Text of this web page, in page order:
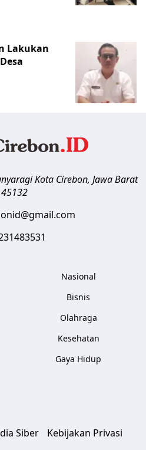
Lakukan
Kota Cirebon, Jawa Barat
45132
Nasional
Bisnis
Olahraga
Kesehatan
Gaya Hidup
Siber
Kebijakan Privasi